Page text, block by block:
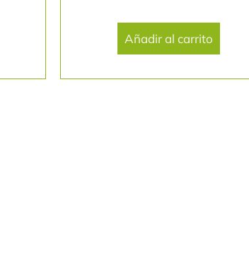
Añadir al carrito